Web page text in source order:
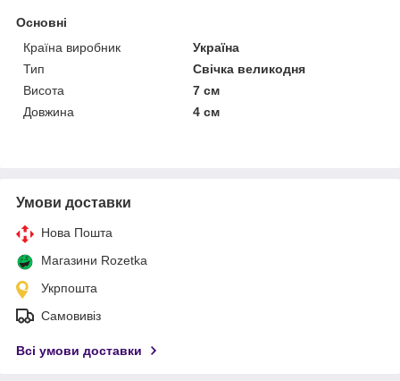
Основні
Країна виробник
Україна
Тип
Свічка великодня
Висота
7 см
Довжина
4 см
Умови доставки
Нова Пошта
Магазини Rozetka
Укрпошта
Самовивіз
Всі умови доставки